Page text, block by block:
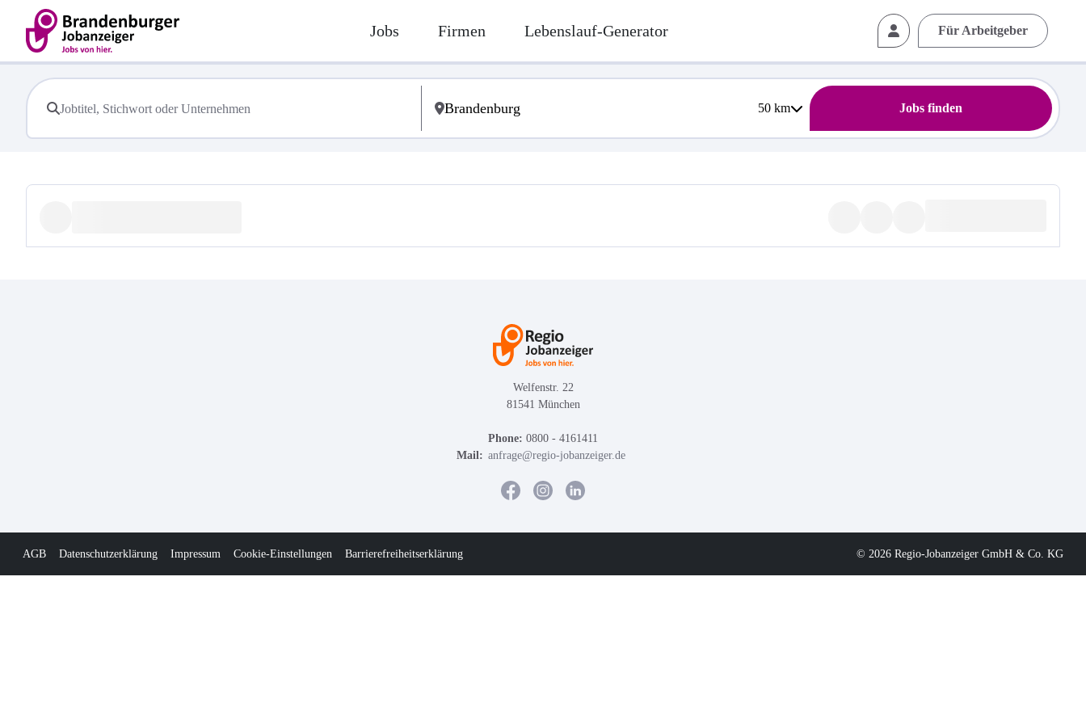
Jobs Firmen Lebenslauf-Generator Für Arbeitgeber
50km Jobs finden
Welfenstr. 22
81541 München
Phone: 0800 - 4161411
Mail: anfrage@regio-jobanzeiger.de
AGB Datenschutzerklärung Impressum Cookie-Einstellungen Barrierefreiheitserklärung © 2026 Regio-Jobanzeiger GmbH & Co. KG